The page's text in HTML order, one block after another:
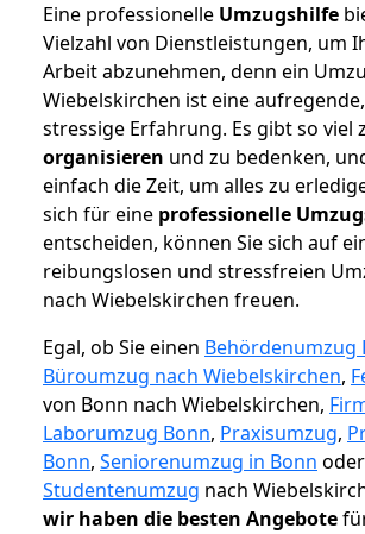
Eine professionelle Umzugshilfe
Vielzahl von Dienstleistungen, um
Arbeit abzunehmen, denn ein
Wiebelskirchen ist eine
stressige Erfahrung. Es gibt so viel
organisieren und zu bedenken,
einfach die Zeit, um alles zu
sich für eine professionelle
entscheiden, können Sie sich auf
reibungslosen und stressfreien
nach Wiebelskirchen freuen.
Egal, ob Sie einen Behördenumzug
Büroumzug nach Wiebelskirchen,
von Bonn nach Wiebelskirchen,
Laborumzug Bonn, Praxisumzug,
Bonn, Seniorenumzug in Bonn oder
Studentenumzug nach
wir haben die besten Angebote